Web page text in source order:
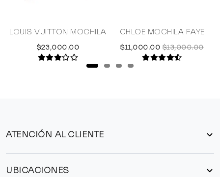
LOUIS VUITTON MOCHILA
$23,000.00
CHLOE MOCHILA FAYE
$11,000.00 $13,000.00
ATENCIÓN AL CLIENTE
UBICACIONES